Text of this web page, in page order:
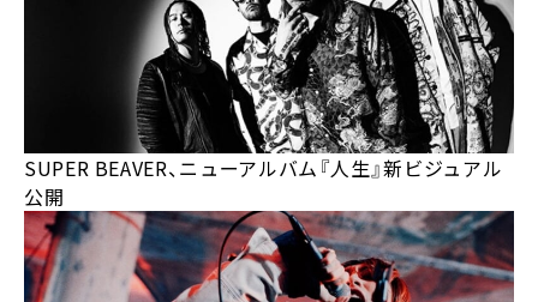
SUPER BEAVER、ニューアルバム『人生』新ビジュアル
公開